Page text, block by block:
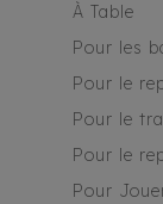
À Table
Pour les
Pour le
Pour le
Pour le
Pour